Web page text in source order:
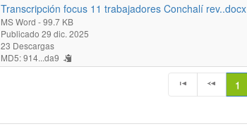
Transcripción focus 11 trabajadores Conchalí rev..docx
MS Word - 99.7 KB
Publicado 29 dic. 2025
23 Descargas
MD5: 914...da9
1